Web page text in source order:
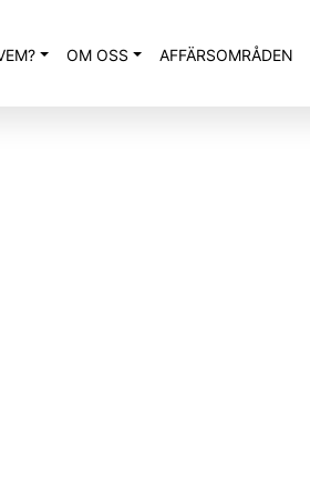
OM OSS AFFÄRSOMRÅDEN